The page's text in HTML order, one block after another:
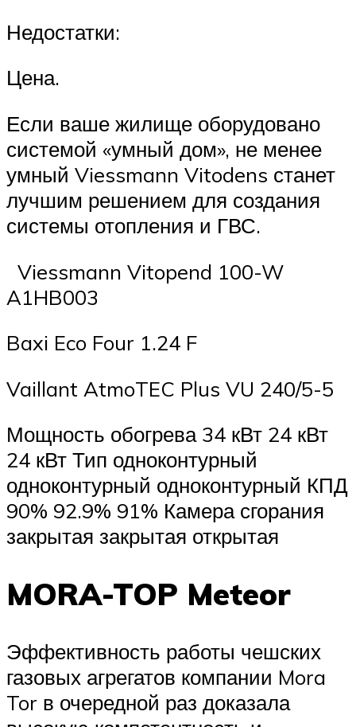
Недостатки:
Цена.
Если ваше жилище оборудовано
системой «умный дом», не менее
умный Viessmann Vitodens станет
лучшим решением для создания
системы отопления и ГВС.
Viessmann Vitopend 100-W
A1HB003
Baxi Eco Four 1.24 F
Vaillant AtmoTEC Plus VU 240/5-5
Мощность обогрева 34 кВт 24 кВт
24 кВт Тип одноконтурный
одноконтурный одноконтурный КПД
90% 92.9% 91% Камера сгорания
закрытая закрытая открытая
MORA-TOP Meteor
Эффективность работы чешских
газовых агрегатов компании Mora
Tor в очередной раз доказала